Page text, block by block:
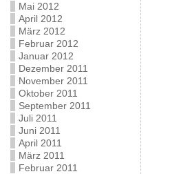
Mai 2012
April 2012
März 2012
Februar 2012
Januar 2012
Dezember 2011
November 2011
Oktober 2011
September 2011
Juli 2011
Juni 2011
April 2011
März 2011
Februar 2011